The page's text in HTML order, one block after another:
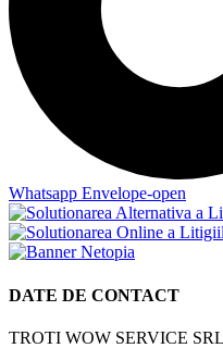
Whatsapp Envelope-open
DATE DE CONTACT
TROTI WOW SERVICE SRL